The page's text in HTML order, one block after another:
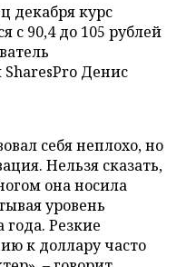
декабря курс
с 90,4 до 105 рублей
Денис
себя неплохо, но
Нельзя сказать,
она носила
уровень
Резкие
к доллару часто